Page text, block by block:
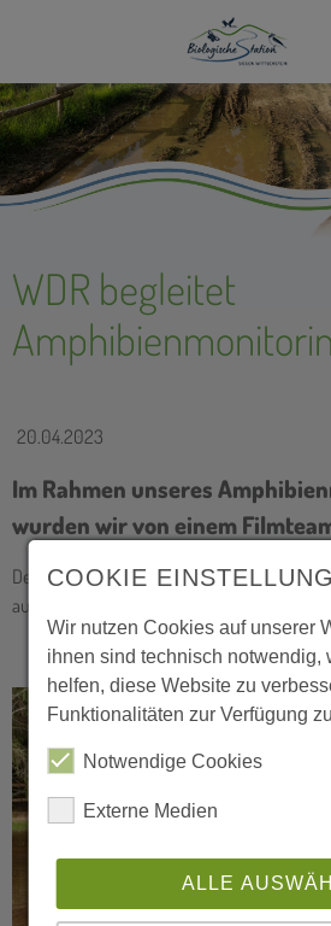
WDR begleitet
20.04.2023
Im Rahmen unseres
wurden wir von einem
Der Beitrag wurde in der Lokalzeit
ausgestrahlt.
COOKIE
Wir nutzen Cookies auf unserer
ihnen sind technisch notwendig,
helfen, diese Website zu
Funktionalitäten zur Verfügung
Notwendige Cookies
Externe Medien
ALLE